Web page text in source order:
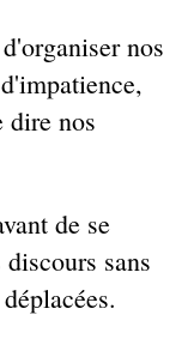
nos
dire nos
de se
sans